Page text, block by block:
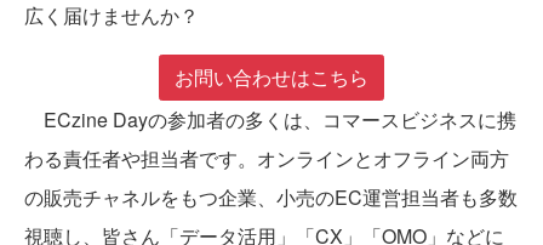
広く届けませんか？
お問い合わせはこちら
ECzine Dayの参加者の多くは、コマースビジネスに携
わる責任者や担当者です。オンラインとオフライン両方
の販売チャネルをもつ企業、小売のEC運営担当者も多数
視聴し、皆さん「データ活用」「CX」「OMO」などに